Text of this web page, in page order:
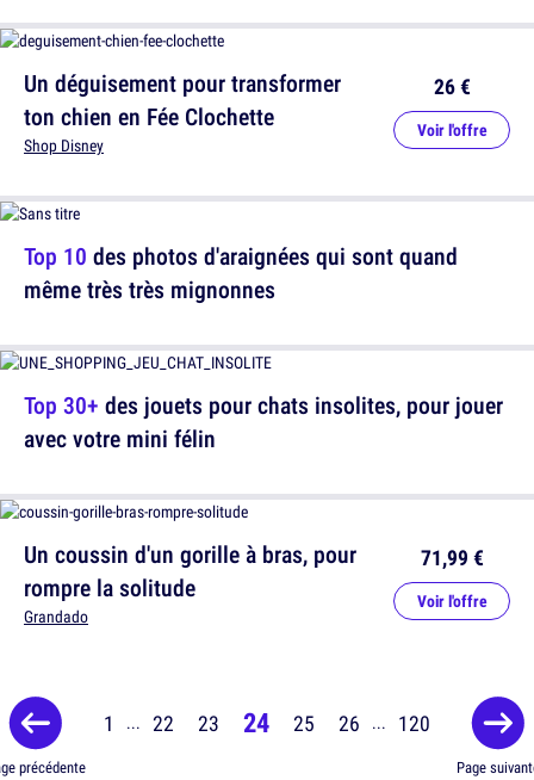
Un déguisement pour transformer
ton chien en Fée Clochette
Shop Disney
26 €
Voir l'offre
Top 30+ des jouets pour chats insolites, pour jouer
avec votre mini félin
Top 10 des photos d'araignées qui sont quand
même très très mignonnes
Un coussin d'un gorille à bras, pour
rompre la solitude
Grandado
71,99 €
Voir l'offre
précédente
1 ... 22 23 24 25 26 ... 120
Page